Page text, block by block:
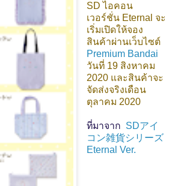
SD ไอคอน
เวอร์ชั่น Eternal จะ
เริ่มเปิดให้จอง
สินค้าผ่านเว็บไซต์
Premium Bandai
วันที่ 19 สิงหาคม
2020 และสินค้าจะ
จัดส่งจริงเดือน
ตุลาคม 2020
ที่มาจาก SDアイ
コン雑貨シリーズ
Eternal Ver.